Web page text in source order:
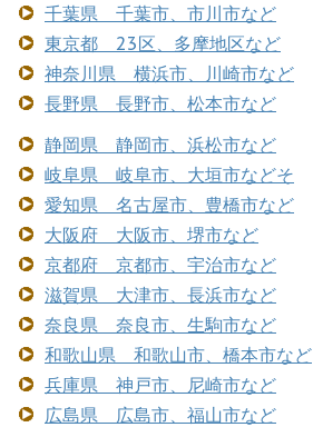
千葉県 千葉市、市川市など
東京都 23区、多摩地区など
神奈川県 横浜市、川崎市など
長野県 長野市、松本市など
静岡県 静岡市、浜松市など
岐阜県 岐阜市、大垣市などそ
愛知県 名古屋市、豊橋市など
大阪府 大阪市、堺市など
京都府 京都市、宇治市など
滋賀県 大津市、長浜市など
奈良県 奈良市、生駒市など
和歌山県 和歌山市、橋本市など
兵庫県 神戸市、尼崎市など
広島県 広島市、福山市など